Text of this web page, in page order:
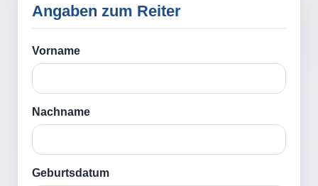
Angaben zum Reiter
Vorname
Nachname
Geburtsdatum